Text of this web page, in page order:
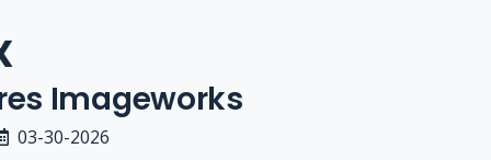
Imageworks
03-30-2026